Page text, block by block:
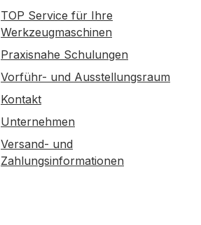
TOP Service für Ihre
Werkzeugmaschinen
Praxisnahe Schulungen
Vorführ- und Ausstellungsraum
Kontakt
Unternehmen
Versand- und
Zahlungsinformationen